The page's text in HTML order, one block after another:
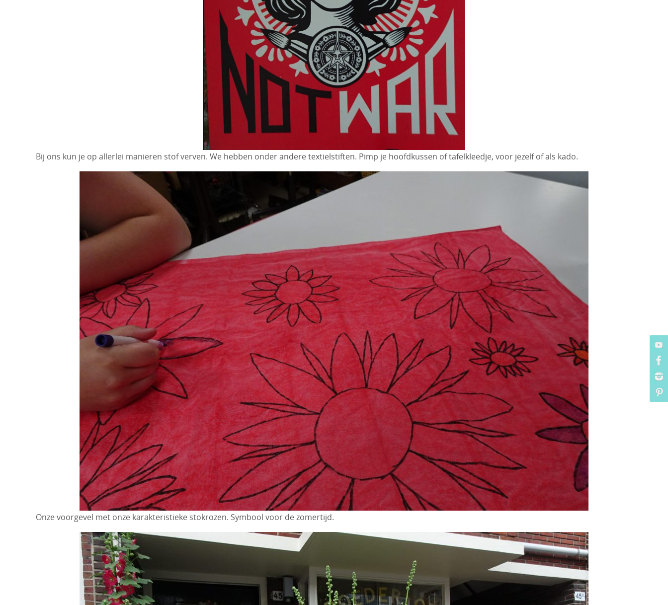
Bij ons kun je op allerlei manieren stof verven. We hebben onder andere textielstiften. Pimp je hoofdkussen of tafelkleedje, voor jezelf of als kado.
Onze voorgevel met onze karakteristieke stokrozen. Symbool voor de zomertijd.